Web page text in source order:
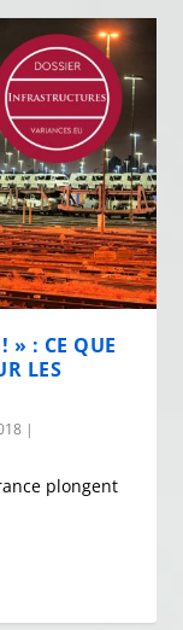
» : CE QUE
LES
|
plongent